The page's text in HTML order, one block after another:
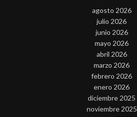
agosto 2026
julio 2026
junio 2026
mayo 2026
abril 2026
marzo 2026
febrero 2026
enero 2026
diciembre 2025
noviembre 2025